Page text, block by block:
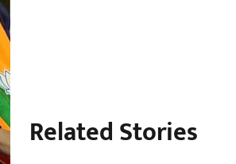
Related Stories